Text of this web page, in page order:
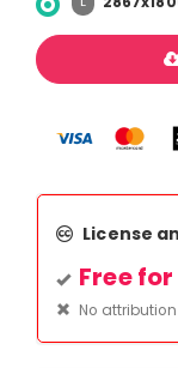
License
Free
No